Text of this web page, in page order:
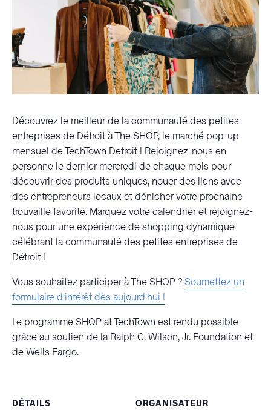
Découvrez le meilleur de la communauté des petites
entreprises de Détroit à The SHOP, le marché pop-up
mensuel de TechTown Detroit ! Rejoignez-nous en
personne le dernier mercredi de chaque mois pour
découvrir des produits uniques, nouer des liens avec
des entrepreneurs locaux et dénicher votre prochaine
trouvaille favorite. Marquez votre calendrier et rejoignez-
nous pour une expérience de shopping dynamique
célébrant la communauté des petites entreprises de
Détroit !
Vous souhaitez participer à The SHOP ?Soumettez un
formulaire d'intérêt dès aujourd'hui !
Le programme SHOP at TechTown est rendu possible
grâce au soutien de la Ralph C. Wilson, Jr. Foundation et
de Wells Fargo.
DÉTAILS
ORGANISATEUR